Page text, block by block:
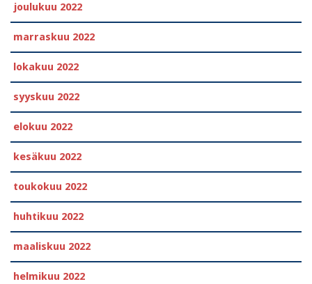
joulukuu 2022
marraskuu 2022
lokakuu 2022
syyskuu 2022
elokuu 2022
kesäkuu 2022
toukokuu 2022
huhtikuu 2022
maaliskuu 2022
helmikuu 2022